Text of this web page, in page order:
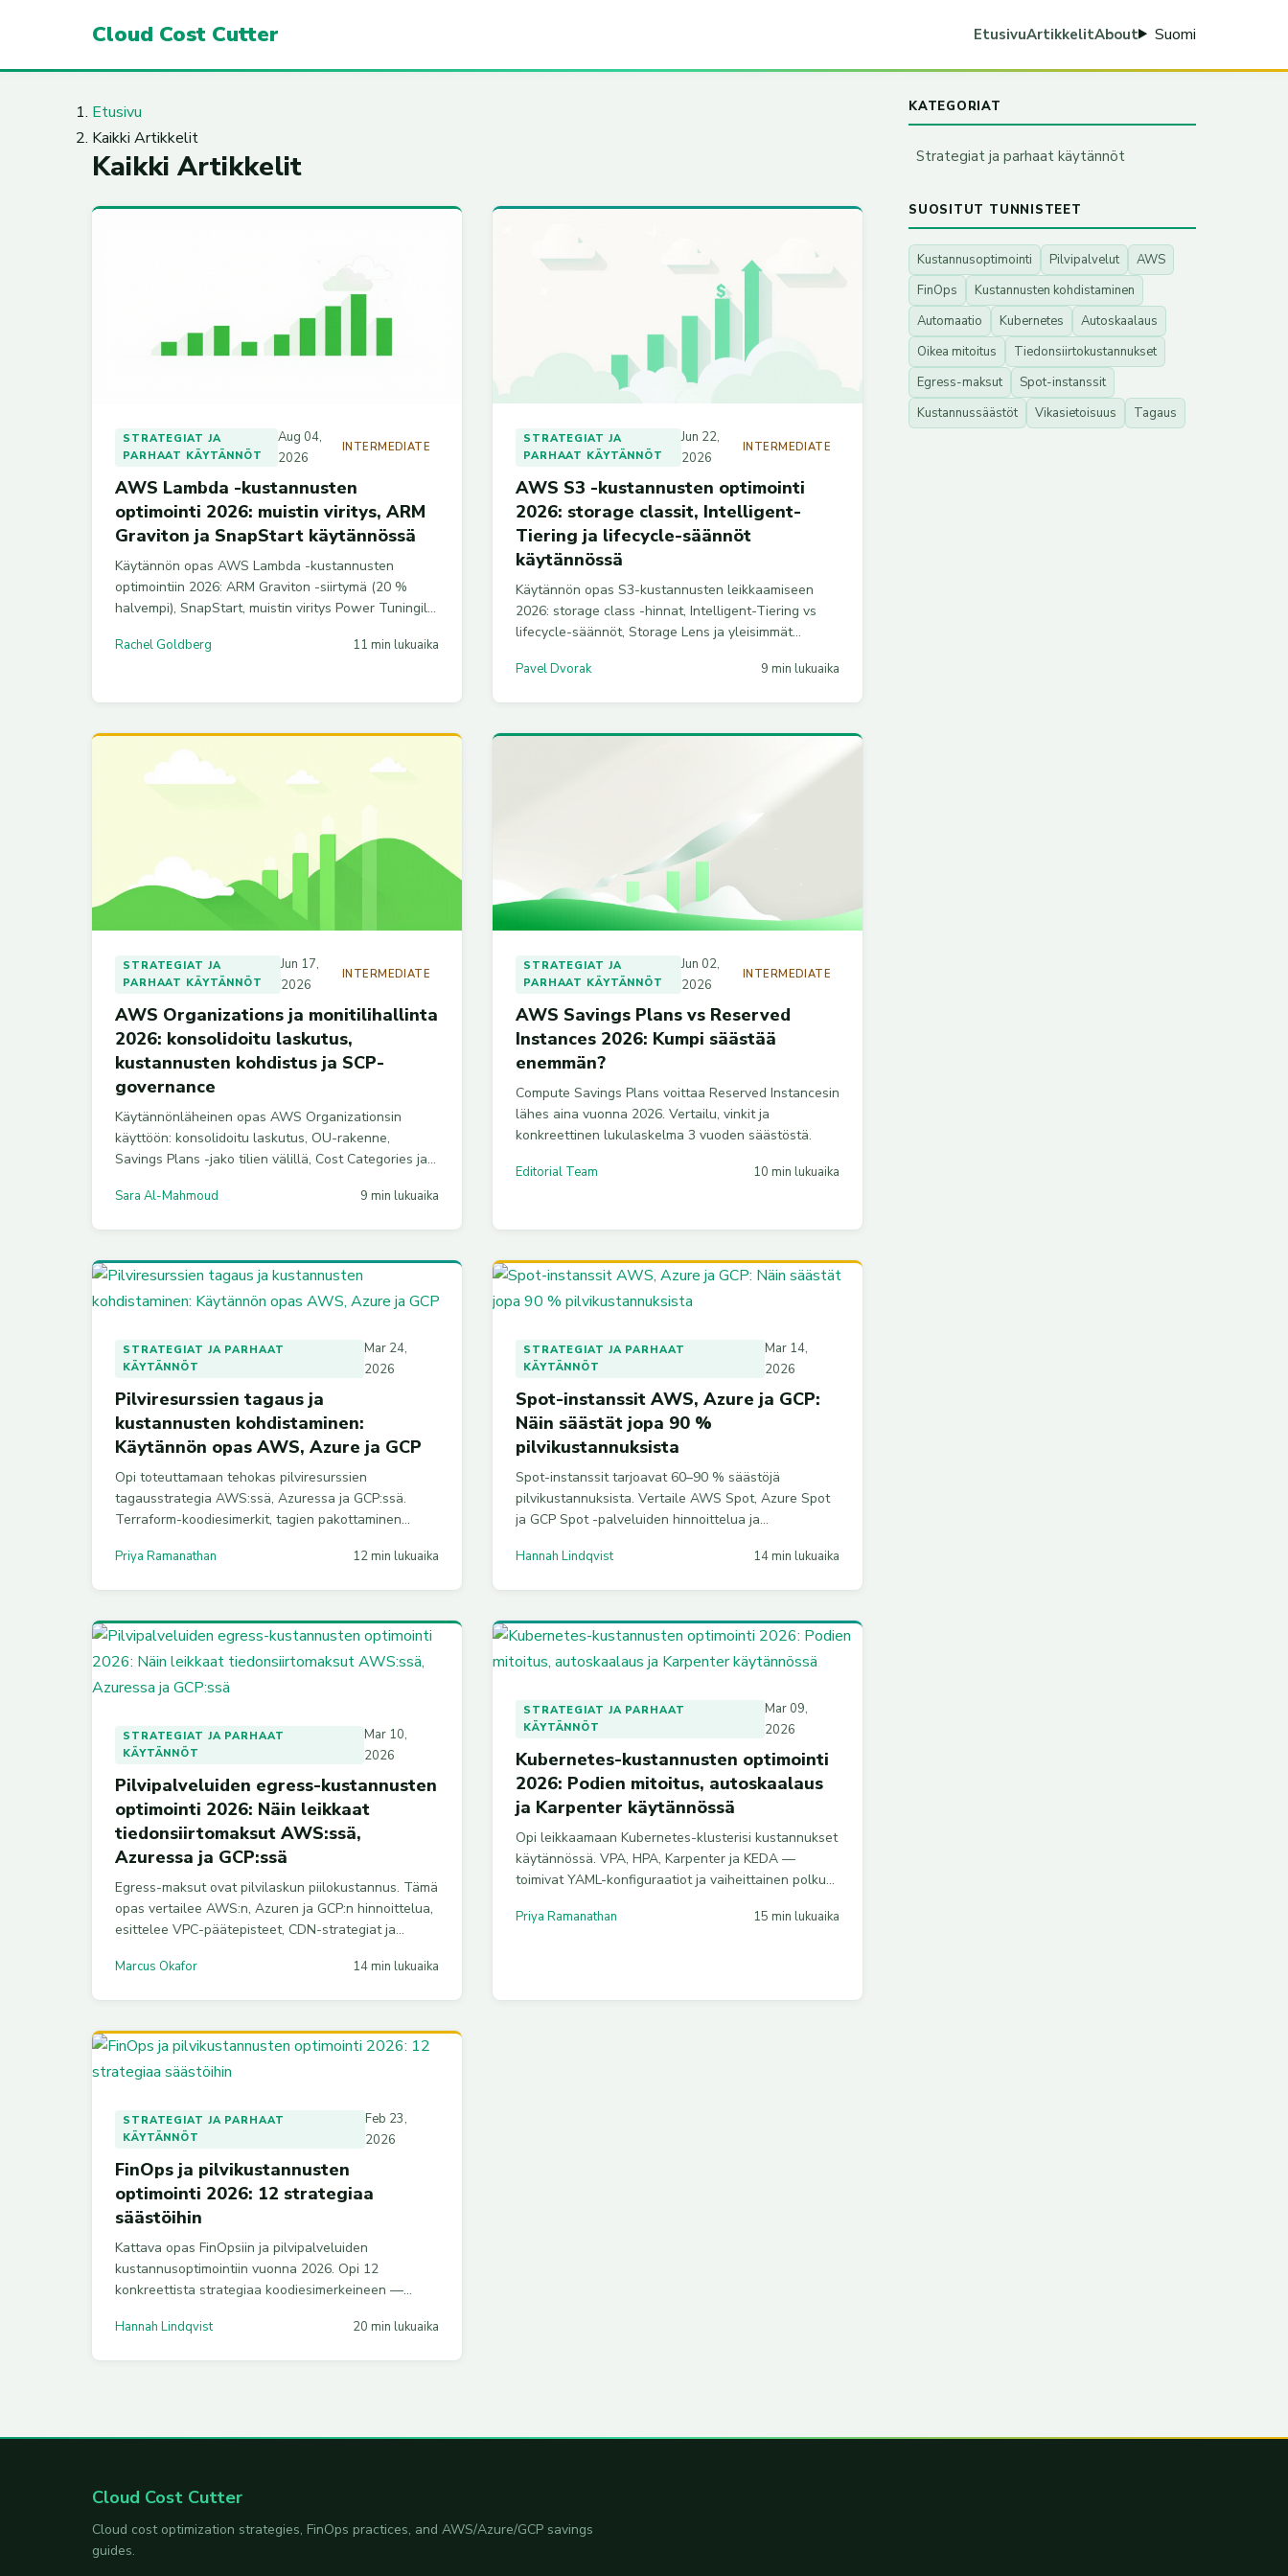
Cloud Cost Cutter EtusivuArtikkelitAbout Suomi
Etusivu
Kaikki Artikkelit
Kaikki Artikkelit
STRATEGIAT JA
PARHAAT KÄYTÄNNÖT
Aug 04,
2026
INTERMEDIATE
AWS Lambda -kustannusten
optimointi 2026: muistin viritys, ARM
Graviton ja SnapStart käytännössä
Käytännön opas AWS Lambda -kustannusten
optimointiin 2026: ARM Graviton -siirtymä (20 %
halvempi), SnapStart, muistin viritys Power Tuningilla
Näillä säästöt tyypillisesti 35–60 %.
Rachel Goldberg 11 min lukuaika
STRATEGIAT JA
PARHAAT KÄYTÄNNÖT
Jun 22,
2026
INTERMEDIATE
AWS S3 -kustannusten optimointi
2026: storage classit, Intelligent-
Tiering ja lifecycle-säännöt
käytännössä
Käytännön opas S3-kustannusten leikkaamiseen
2026: storage class -hinnat, Intelligent-Tiering vs
lifecycle-säännöt, Storage Lens ja yleisimmät
1-hinnoilla.
Pavel Dvorak 9 min lukuaika
STRATEGIAT JA
PARHAAT KÄYTÄNNÖT
Jun 17,
2026
INTERMEDIATE
AWS Organizations ja monitilihallinta
2026: konsolidoitu laskutus,
kustannusten kohdistus ja SCP-
governance
Käytännönläheinen opas AWS Organizationsin
käyttöön: konsolidoitu laskutus, OU-rakenne,
Savings Plans -jako tilien välillä, Cost Categories ja
Sara Al-Mahmoud 9 min lukuaika
STRATEGIAT JA
PARHAAT KÄYTÄNNÖT
Jun 02,
2026
INTERMEDIATE
AWS Savings Plans vs Reserved
Instances 2026: Kumpi säästää
enemmän?
Compute Savings Plans voittaa Reserved Instancesin
lähes aina vuonna 2026. Vertailu, vinkit ja
konkreettinen lukulaskelma 3 vuoden säästöstä.
Editorial Team 10 min lukuaika
STRATEGIAT JA PARHAAT
KÄYTÄNNÖT
Mar 24,
2026
Pilviresurssien tagaus ja
kustannusten kohdistaminen:
Käytännön opas AWS, Azure ja GCP
Opi toteuttamaan tehokas pilviresurssien
tagausstrategia AWS:ssä, Azuressa ja GCP:ssä.
Terraform-koodiesimerkit, tagien pakottaminen
kustannusten kohdistamisen rakennuspalikat
Priya Ramanathan 12 min lukuaika
STRATEGIAT JA PARHAAT
KÄYTÄNNÖT
Mar 14,
2026
Spot-instanssit AWS, Azure ja GCP:
Näin säästät jopa 90 %
pilvikustannuksista
Spot-instanssit tarjoavat 60–90 % säästöjä
pilvikustannuksista. Vertaile AWS Spot, Azure Spot
ja GCP Spot -palveluiden hinnoittelua ja
Kubernetes- ja CLI-esimerkkejä tuotantokäyttöön.
Hannah Lindqvist 14 min lukuaika
STRATEGIAT JA PARHAAT
KÄYTÄNNÖT
Mar 10,
2026
Pilvipalveluiden egress-kustannusten
optimointi 2026: Näin leikkaat
tiedonsiirtomaksut AWS:ssä,
Azuressa ja GCP:ssä
Egress-maksut ovat pilvilaskun piilokustannus. Tämä
opas vertailee AWS:n, Azuren ja GCP:n hinnoittelua,
esittelee VPC-päätepisteet, CDN-strategiat ja
tiedonsiirtokustannuksia jopa 60–80 %.
Marcus Okafor 14 min lukuaika
STRATEGIAT JA PARHAAT
KÄYTÄNNÖT
Mar 09,
2026
Kubernetes-kustannusten optimointi
2026: Podien mitoitus, autoskaalaus
ja Karpenter käytännössä
Opi leikkaamaan Kubernetes-klusterisi kustannukset
käytännössä. VPA, HPA, Karpenter ja KEDA —
toimivat YAML-konfiguraatiot ja vaiheittainen polku
Priya Ramanathan 15 min lukuaika
STRATEGIAT JA PARHAAT
KÄYTÄNNÖT
Feb 23,
2026
FinOps ja pilvikustannusten
optimointi 2026: 12 strategiaa
säästöihin
Kattava opas FinOpsiin ja pilvipalveluiden
kustannusoptimointiin vuonna 2026. Opi 12
konkreettista strategiaa koodiesimerkeineen —
optimointi, tekoälykustannusten hallinta ja
Hannah Lindqvist 20 min lukuaika
KATEGORIAT
Strategiat ja parhaat käytännöt
SUOSITUT TUNNISTEET
Kustannusoptimointi Pilvipalvelut
AWS
FinOps
Kustannusten kohdistaminen
Automaatio
Kubernetes
Autoskaalaus
Oikea mitoitus
Tiedonsiirtokustannukset
Egress-maksut
Spot-instanssit
Kustannussäästöt
Vikasietoisuus Tagaus
Cloud Cost Cutter
Cloud cost optimization strategies, FinOps practices, and AWS/Azure/GCP savings
guides.